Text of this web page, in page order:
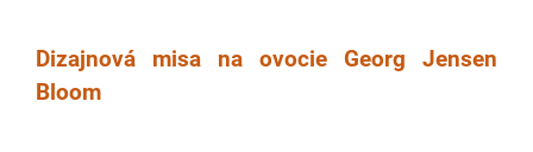
Dizajnová misa na ovocie Georg Jensen
Bloom